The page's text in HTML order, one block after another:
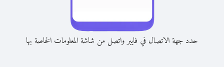
حدد جهة الاتصال في فايبر واتصل من شاشة المعلومات الخاصة بها